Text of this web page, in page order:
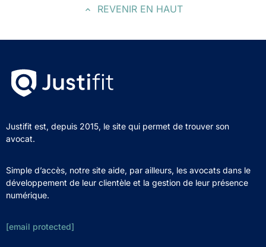
REVENIR EN HAUT
Justifit est, depuis 2015, le site qui permet de trouver son
avocat.
Simple d’accès, notre site aide, par ailleurs, les avocats dans le
développement de leur clientèle et la gestion de leur présence
numérique.
[email protected]